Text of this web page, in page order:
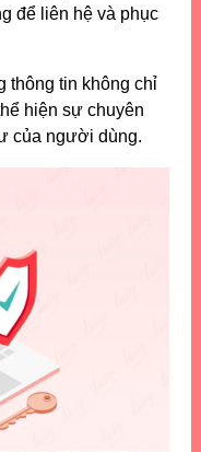
để liên hệ và phục
thông tin không chỉ
hiện sự chuyên
của người dùng.